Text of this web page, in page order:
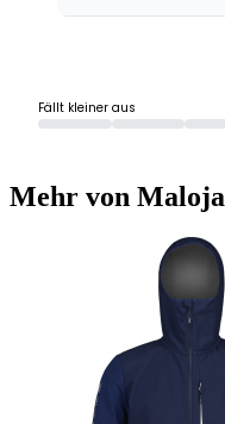
Fällt kleiner aus
Mehr von Maloja